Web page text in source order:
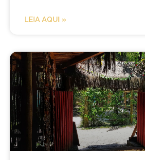
LEIA AQUI »